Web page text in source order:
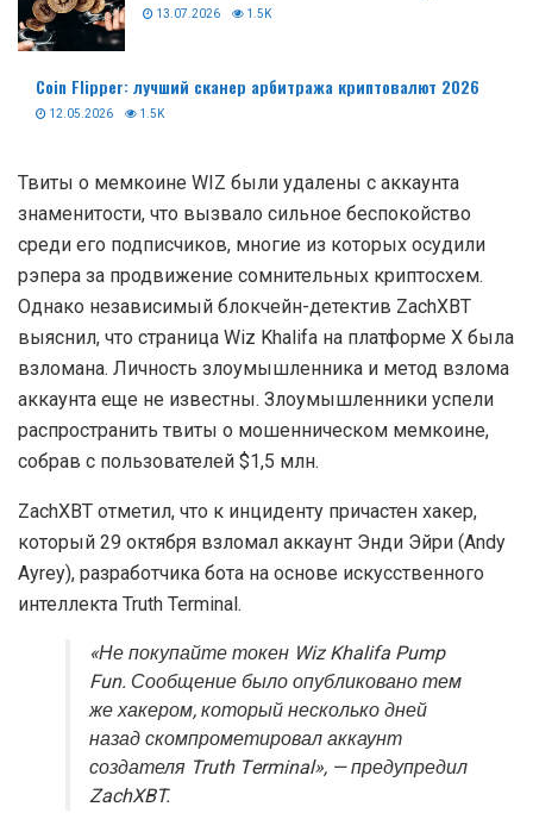
13.07.2026 1.5K
Coin Flipper: лучший сканер арбитража криптовалют 2026
12.05.2026 1.5K
Твиты о мемкоине WIZ были удалены с аккаунта
знаменитости, что вызвало сильное беспокойство
среди его подписчиков, многие из которых осудили
рэпера за продвижение сомнительных криптосхем.
Однако независимый блокчейн-детектив ZachXBT
выяснил, что страница Wiz Khalifa на платформе Х была
взломана. Личность злоумышленника и метод взлома
аккаунта еще не известны. Злоумышленники успели
распространить твиты о мошенническом мемкоине,
собрав с пользователей $1,5 млн.
ZachXBT отметил, что к инциденту причастен хакер,
который 29 октября взломал аккаунт Энди Эйри (Andy
Ayrey), разработчика бота на основе искусственного
интеллекта Truth Terminal.
«Не покупайте токен Wiz Khalifa Pump
Fun. Сообщение было опубликовано тем
же хакером, который несколько дней
назад скомпрометировал аккаунт
создателя Truth Terminal», — предупредил
ZachXBT.